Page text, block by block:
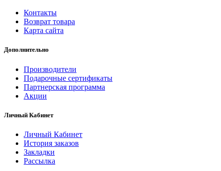
Контакты
Возврат товара
Карта сайта
Дополнительно
Производители
Подарочные сертификаты
Партнерская программа
Акции
Личный Кабинет
Личный Кабинет
История заказов
Закладки
Рассылка